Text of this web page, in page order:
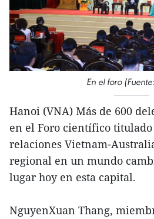
En el foro
Hanoi (VNA) Más de 600
en el Foro científico titulado
relaciones Vietnam-
regional en un mundo
lugar hoy en esta capital.
NguyenXuan Thang,